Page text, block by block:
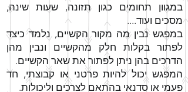
במגוון תחומים כגון תזונה, שעות שינה,
מסכים ועוד....
במפגש נבין מה מקור הקשיים, נלמד כיצד
לפתור בקלות חלק מהקשיים ונבין מהן
הדרכים בהן ניתן לפתור את שאר הקשיים.
המפגש יכול להיות פרטני או קבוצתי, חד
פעמי או סדנאי בהתאם לצרכים וליכולות.